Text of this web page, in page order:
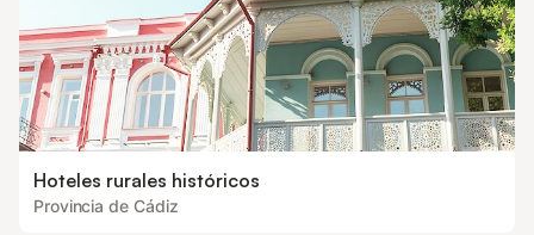
Hoteles rurales históricos
Provincia de Cádiz